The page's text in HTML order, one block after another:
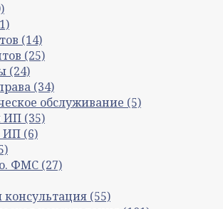
(14)
(25)
(24)
(34)
обслуживание (5)
ИП (35)
ИП (6)
ФМС (27)
(55)